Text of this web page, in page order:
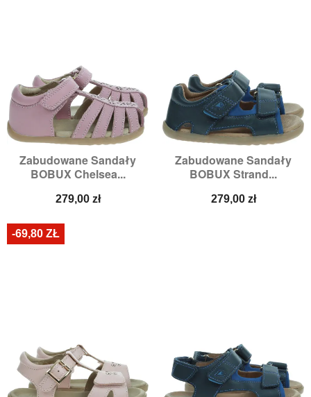
Zabudowane Sandały
BOBUX Chelsea...
Cena
279,00 zł
Zabudowane Sandały
BOBUX Strand...
Cena
279,00 zł
-69,80 ZŁ